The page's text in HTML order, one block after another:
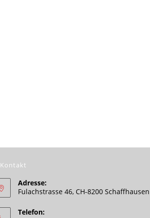
Kontakt
Adresse:
Fulachstrasse 46, CH-8200 Schaffhausen
Telefon: